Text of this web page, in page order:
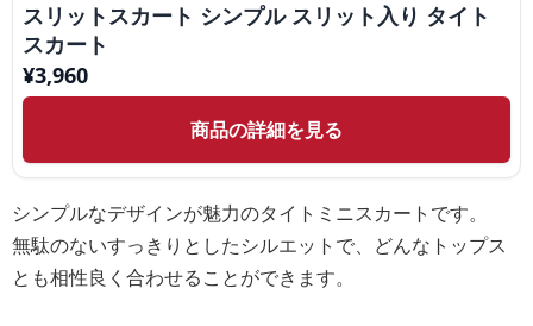
スリットスカート シンプル スリット入り タイト
スカート
¥3,960
商品の詳細を見る
シンプルなデザインが魅力のタイトミニスカートです。
無駄のないすっきりとしたシルエットで、どんなトップス
とも相性良く合わせることができます。